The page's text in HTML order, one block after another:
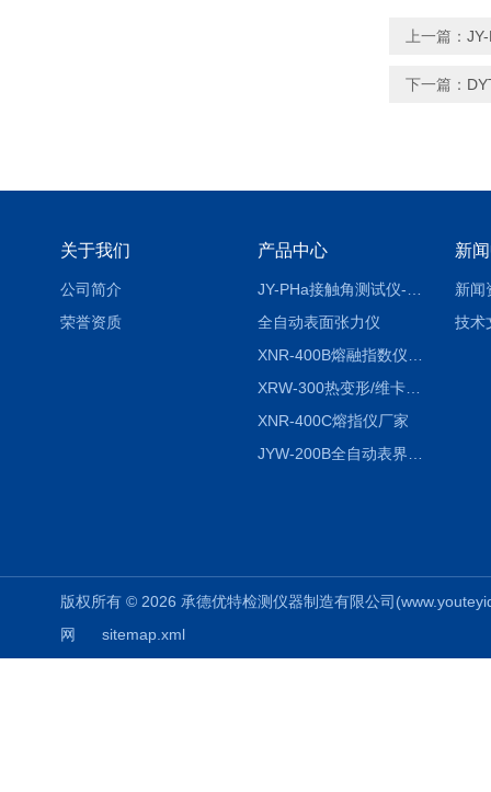
上一篇：
下一篇：
关于我们
公司简介
荣誉资质
产品中心
全自动表面张力仪
XRW-300热变形/维卡软化点温度测定仪
XNR-400C熔指仪厂家
新
新闻
技术
版权所有 © 2026 承德优特检测仪器制造有限公司
网
sitemap.xml